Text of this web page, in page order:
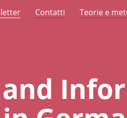
Contatti Teorie e